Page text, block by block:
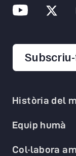
Història del
Equip humà
Col·labora